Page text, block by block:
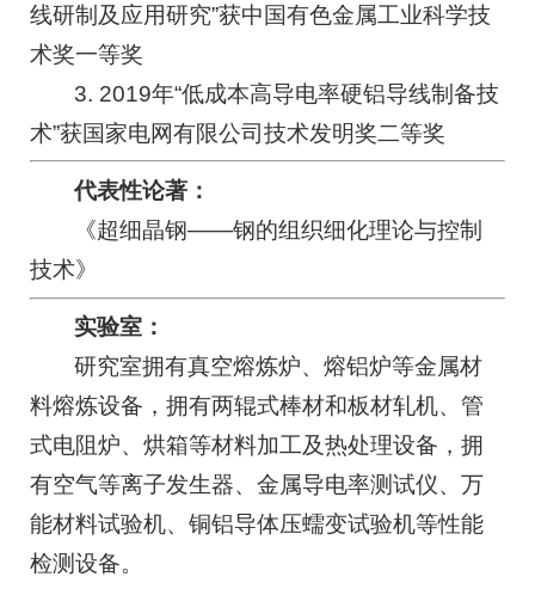
线研制及应用研究”获中国有色金属工业科学技
术奖一等奖
3. 2019年“低成本高导电率硬铝导线制备技
术”获国家电网有限公司技术发明奖二等奖
代表性论著：
《超细晶钢——钢的组织细化理论与控制
技术》
实验室：
研究室拥有真空熔炼炉、熔铝炉等金属材
料熔炼设备，拥有两辊式棒材和板材轧机、管
式电阻炉、烘箱等材料加工及热处理设备，拥
有空气等离子发生器、金属导电率测试仪、万
能材料试验机、铜铝导体压蠕变试验机等性能
检测设备。